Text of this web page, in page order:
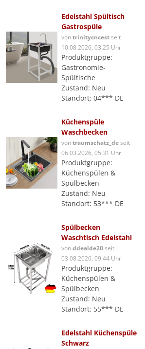
Edelstahl Spültisch
Gastrospüle
vontrinitycncestseit
10.08.2026, 03:25 Uhr
Produktgruppe:
Gastronomie-
Spültische
Zustand: Neu
Standort: 04*** DE
Küchenspüle
Waschbecken
vontraumschatz_deseit
06.03.2026, 05:31 Uhr
Produktgruppe:
Küchenspülen &
Spülbecken
Zustand: Neu
Standort: 53*** DE
Spülbecken
Waschtisch Edelstahl
vonddealde20seit
03.08.2026, 09:44 Uhr
Produktgruppe:
Küchenspülen &
Spülbecken
Zustand: Neu
Standort: 55*** DE
Edelstahl Küchenspüle
Schwarz